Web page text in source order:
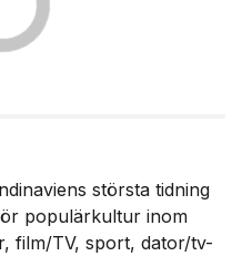
största tidning
populärkultur inom
film/TV, sport, dator/tv-